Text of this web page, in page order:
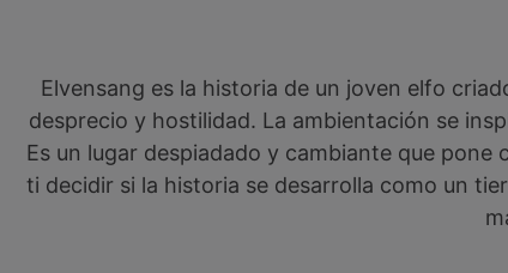
Elvensang es la historia de un joven elfo
desprecio y hostilidad. La ambientación se
Es un lugar despiadado y cambiante que
ti decidir si la historia se desarrolla como un